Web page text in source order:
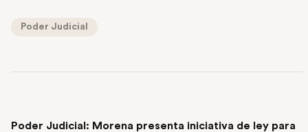
Poder Judicial
Poder Judicial: Morena presenta iniciativa de ley para